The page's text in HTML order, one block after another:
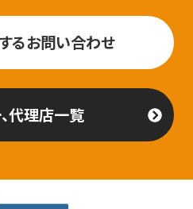
るお問い合わせ
代理店一覧